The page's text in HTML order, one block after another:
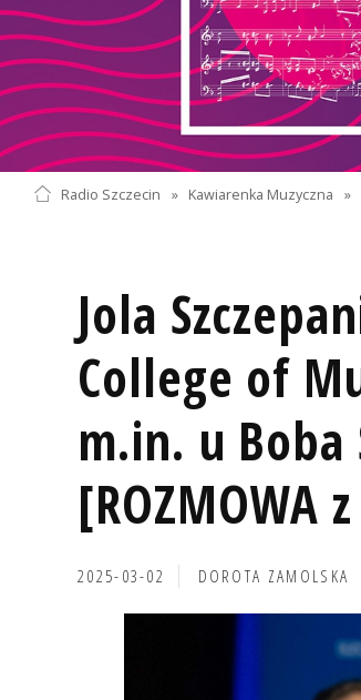
Radio Szczecin » Kawiarenka Muzyczna »
Jola
College of
m.in. u
[ROZMOWA
2025-03-02 DOROTA ZAMOLSKA